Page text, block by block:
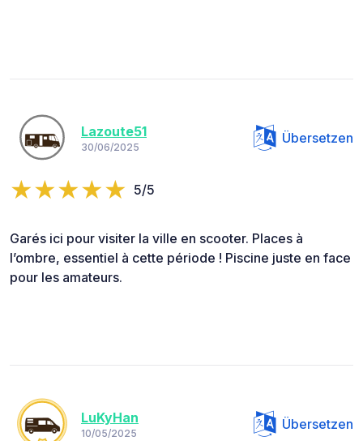
Lazoute51
30/06/2025
Übersetzen
5/5
Garés ici pour visiter la ville en scooter. Places à
l’ombre, essentiel à cette période ! Piscine juste en face
pour les amateurs.
LuKyHan
10/05/2025
Übersetzen